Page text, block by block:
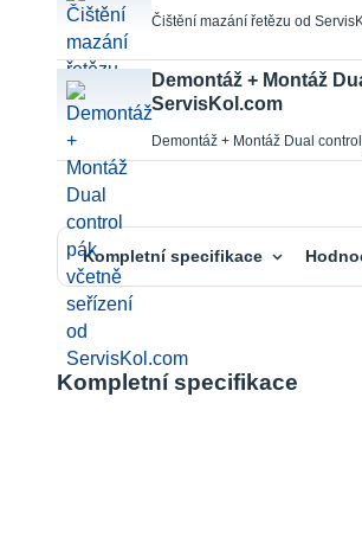
Čištění mazání řetězu od
Demontáž + Montáž
ServisKol.com
Demontáž + Montáž Dual
Kompletní specifikace
Kompletní specifikace